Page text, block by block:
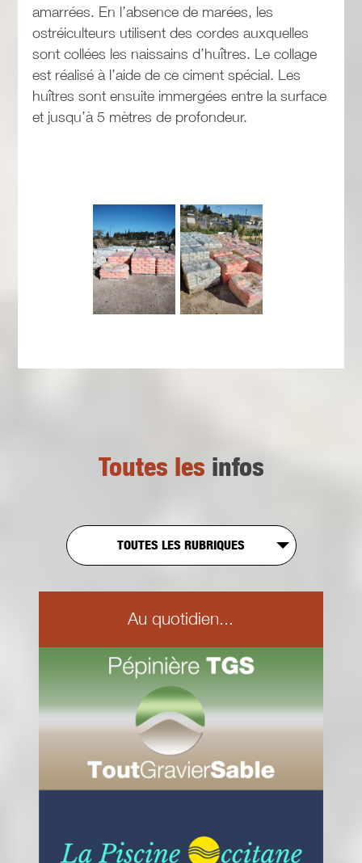
amarrées. En l’absence de marées, les
ostréiculteurs utilisent des cordes auxquelles
sont collées les naissains d’huîtres. Le collage
est réalisé à l’aide de ce ciment spécial. Les
huîtres sont ensuite immergées entre la surface
et jusqu’à 5 mètres de profondeur.
Toutes les infos
TOUTES LES RUBRIQUES
Au quotidien...